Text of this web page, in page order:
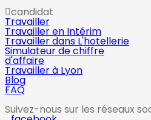
candidat
Travailler
Travailler en Intérim
Travailler dans L'hotellerie
Simulateur de chiffre
d'affaire
Travailler à Lyon
Blog
FAQ
Suivez-nous sur les réseaux